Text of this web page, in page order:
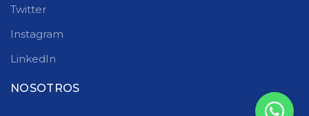
Twitter
Instagram
LinkedIn
NOSOTROS